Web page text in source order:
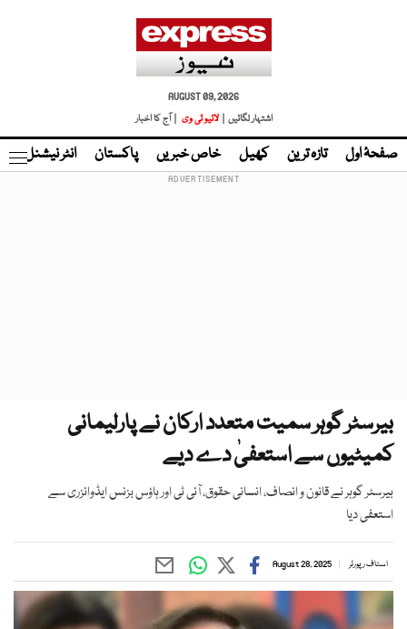
AUGUST 09, 2026
اشتہار لگائیں |
لائیو ٹی وی | آج کا اخبار
صفحۂ اول تازہ ترین کھیل خاص خبریں پاکستان انٹر نیشنل
بیرسٹر گوہر سمیت متعدد ارکان نے پارلیمانی
کمیٹیوں سے استعفیٰ دے دیے
بیرسٹر گوہر نے قانون و انصاف، انسانی حقوق، آئی ٹی اور ہاؤس بزنس ایڈوائزری سے
استعفی دیا
اسٹاف رپورٹر August 28, 2025